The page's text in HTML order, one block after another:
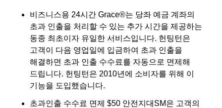
비즈니스용 24시간 Grace®는 당좌 예금 계좌의
초과 인출을 처리할 수 있는 추가 시간을 제공하는
동종 최초이자 유일한 서비스입니다. 헌팅턴은
고객이 다음 영업일에 입금하여 초과 인출을
해결하면 초과 인출 수수료를 자동으로 면제해
드립니다. 헌팅턴은 2010년에 소비자를 위해 이
기능을 도입했습니다.
초과인출 수수료 면제 $50 안전지대SM은 고객의